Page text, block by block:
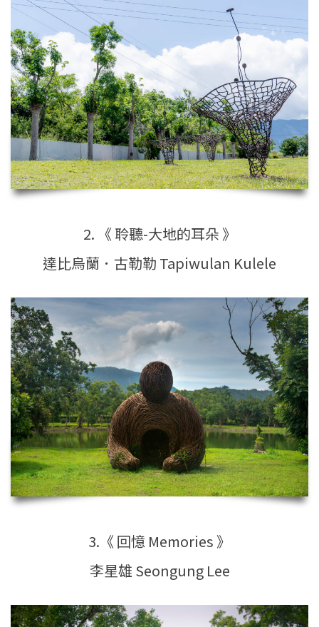
2. 《 聆聽-大地的耳朵 》
達比烏蘭．古勒勒 Tapiwulan Kulele
3.《 回憶 Memories 》
李星雄 Seongung Lee